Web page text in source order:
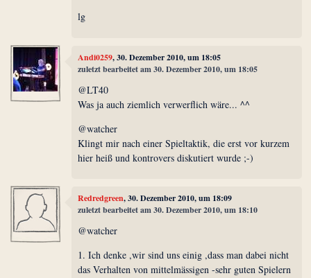
lg
Andi0259, 30. Dezember 2010, um 18:05
zuletzt bearbeitet am 30. Dezember 2010, um 18:05
@LT40
Was ja auch ziemlich verwerflich wäre... ^^
@watcher
Klingt mir nach einer Spieltaktik, die erst vor kurzem
hier heiß und kontrovers diskutiert wurde ;-)
Redredgreen, 30. Dezember 2010, um 18:09
zuletzt bearbeitet am 30. Dezember 2010, um 18:10
@watcher
1. Ich denke ,wir sind uns einig ,dass man dabei nicht
das Verhalten von mittelmässigen -sehr guten Spielern